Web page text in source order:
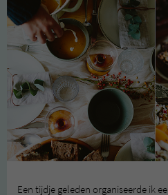
Een tijdje geleden organiseerde ik